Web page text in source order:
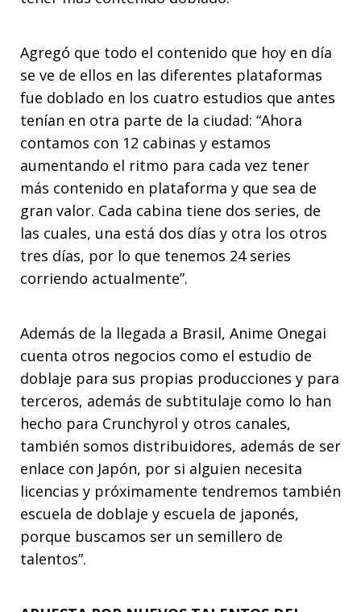
Agregó que todo el contenido que hoy en día
se ve de ellos en las diferentes plataformas
fue doblado en los cuatro estudios que antes
tenían en otra parte de la ciudad: “Ahora
contamos con 12 cabinas y estamos
aumentando el ritmo para cada vez tener
más contenido en plataforma y que sea de
gran valor. Cada cabina tiene dos series, de
las cuales, una está dos días y otra los otros
tres días, por lo que tenemos 24 series
corriendo actualmente”.
Además de la llegada a Brasil, Anime Onegai
cuenta otros negocios como el estudio de
doblaje para sus propias producciones y para
terceros, además de subtitulaje como lo han
hecho para Crunchyrol y otros canales,
también somos distribuidores, además de ser
enlace con Japón, por si alguien necesita
licencias y próximamente tendremos también
escuela de doblaje y escuela de japonés,
porque buscamos ser un semillero de
talentos”.